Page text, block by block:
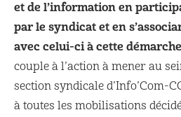
et de l’information en
par le syndicat et en
avec celui-ci à cette
couple à l’action à mener au
section syndicale d’Info’Com-
à toutes les mobilisations